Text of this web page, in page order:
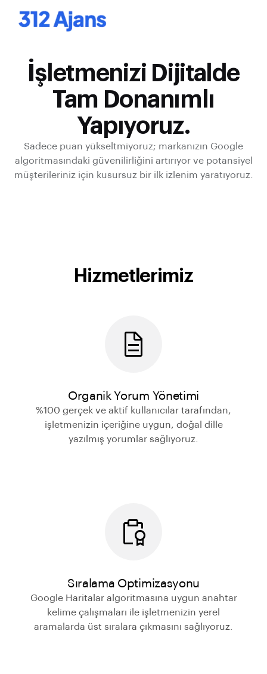
İşletmenizi Dijitalde
Tam Donanımlı
Yapıyoruz.
Sadece puan yükseltmiyoruz; markanızın Google
algoritmasındaki güvenilirliğini artırıyor ve potansiyel
müşterileriniz için kusursuz bir ilk izlenim yaratıyoruz.
Hizmetlerimiz
Organik Yorum Yönetimi
%100 gerçek ve aktif kullanıcılar tarafından,
işletmenizin içeriğine uygun, doğal dille
yazılmış yorumlar sağlıyoruz.
Sıralama Optimizasyonu
Google Haritalar algoritmasına uygun anahtar
kelime çalışmaları ile işletmenizin yerel
aramalarda üst sıralara çıkmasını sağlıyoruz.